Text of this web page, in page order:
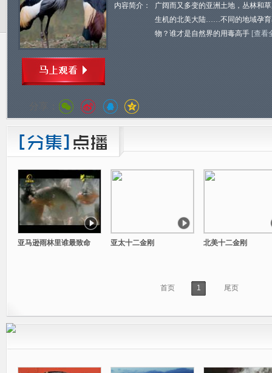
内容简介：
广阔而又多变的亚洲土地，丛林和
生机的北美大陆……不同的地域孕
物？谁才是自然界的用毒高手 [查看
分享：
亚马逊雨林里谁最致命 亚太十二金刚 北美十二金刚
首页 1 尾页